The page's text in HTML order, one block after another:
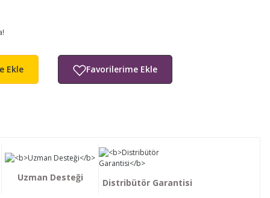
Ekle
Uzman Desteği Distribütör Garantisi